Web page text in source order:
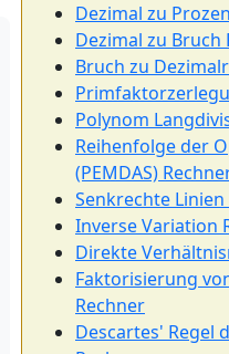
Dezimal zu
Dezimal zu Bruch
Bruch zu
Polynom
Reihenfolge der
(PEMDAS)
Senkrechte
Inverse Variation
Direkte
Faktorisierung
Rechner
Descartes' Regel